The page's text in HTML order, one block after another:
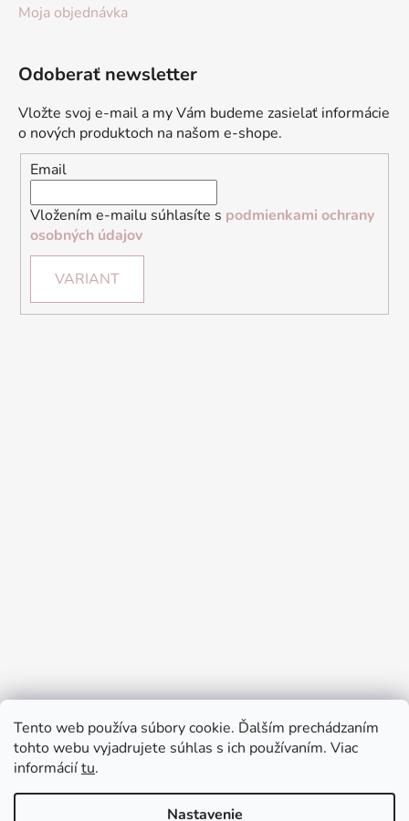
Tento web používa súbory cookie. Ďalším prechádzaním
tohto webu vyjadrujete súhlas s ich používaním. Viac
informáciítu.
Nastavenie
Moja objednávka
Odoberať newsletter
Vložte svoj e-mail a my Vám budeme zasielať informácie
o nových produktoch na našom e-shope.
Email
Vložením e-mailu súhlasíte s podmienkami ochrany
osobných údajov
VARIANT
Prijímame online platby